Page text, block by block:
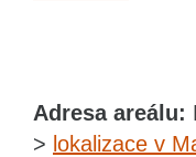
Adresa areálu:
> lokalizace v